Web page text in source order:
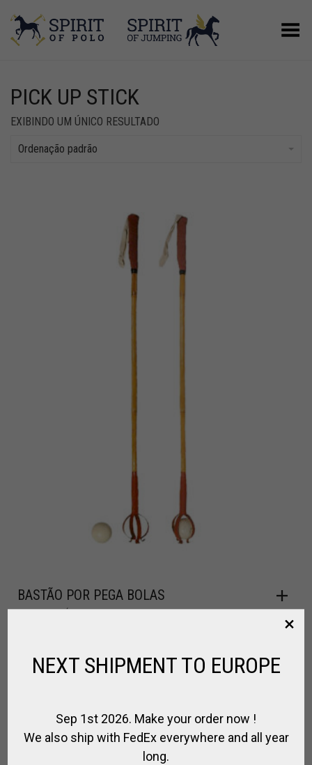
Alternar Menu
PICK UP STICK
EXIBINDO UM ÚNICO RESULTADO
Ordenação padrão
BASTÃO POR PEGA BOLAS
, ,
SEARCH
NEXT SHIPMENT TO EUROPE
Sep 1st 2026. Make your order now !
We also ship with FedEx everywhere and all year
long.